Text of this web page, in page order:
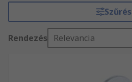
Szűrés
Rendezés Relevancia